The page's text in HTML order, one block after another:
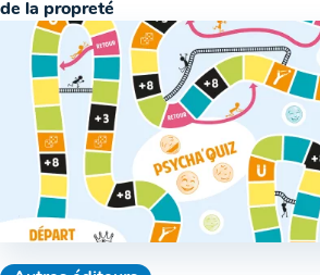
de la propreté